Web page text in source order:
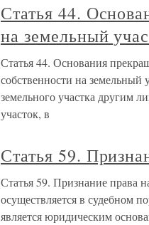
Статья 44.
на земельный
Статья 44. Основания
собственности на земельный
земельного участка другим
участок, в
Статья 59.
Статья 59. Признание права
осуществляется в судебном
является юридическим